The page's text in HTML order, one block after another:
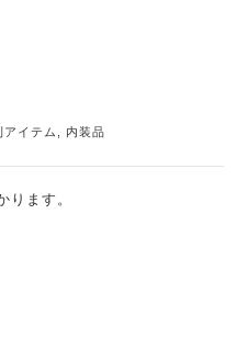
アイテム 内装品
ります。